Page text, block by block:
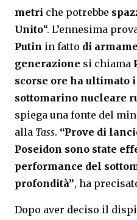
metri che potrebbe
Unito“. L’ennesima
Putin in fatto di
generazione si chiama
scorse ore ha ultimato
sottomarino nucleare
spiega una fonte del
alla Tass. “Prove di
Poseidon sono state
performance del
profondità”, ha
Dopo aver deciso il